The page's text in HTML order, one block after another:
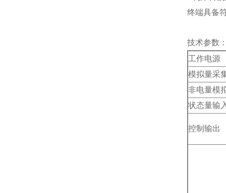
终端具备
技术参数
工作电源
模拟量采
非电量模
状态量输
控制输出